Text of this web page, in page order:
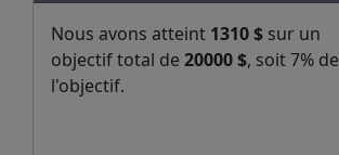
Nous avons atteint 1310 $ sur un
objectif total de 20000 $, soit 7% de
l'objectif.